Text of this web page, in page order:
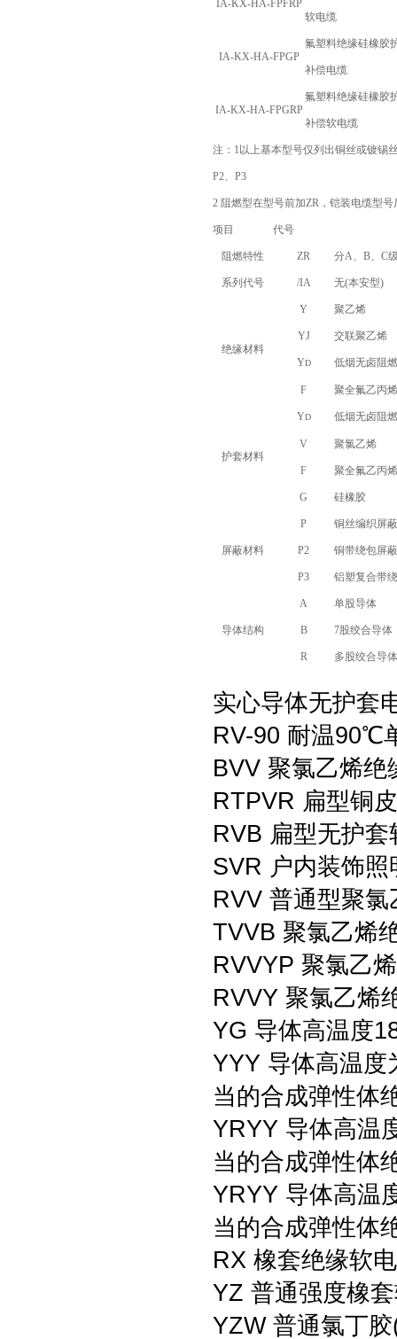
IA-KX-HA-FPFRP
软电缆
IA-KX-HA-FPGP
氟塑料绝缘硅橡胶
补偿电缆
IA-KX-HA-FPGRP
氟塑料绝缘硅橡胶
补偿软电缆
注： 1 以上基本型号仅列出铜丝或镀锡
P2、 P3
2 阻燃型在型号前加ZR ，铠装电缆型号
项目 代号
阻燃特性 ZR 分A、B、C
系列代号 /IA 无(本安型)
绝缘材料
Y 聚乙烯
YJ 交联聚乙烯
YD 低烟无卤阻
F 聚全氟乙丙
护套材料
YD 低烟无卤阻
V 聚氯乙烯
F 聚全氟乙丙
G 硅橡胶
屏蔽材料
P 铜丝编织屏蔽
P2 铜带绕包屏蔽
P3 铝塑复合带
导体结构
A 单股导体
B 7股绞合导体
R 多股绞合导体
实心导体无护套
RV-90 耐温90℃
BVV 聚氯乙烯绝
RTPVR 扁型铜
RVB 扁型无护套
SVR 户内装饰
RVV 普通型聚
TVVB 聚氯乙烯
RVVYP 聚氯乙
RVVY 聚氯乙烯
YG 导体高温度
YYY 导体高温
当的合成弹性体
YRYY 导体高温
当的合成弹性体
YRYY 导体高温
当的合成弹性体
RX 橡套绝缘软
YZ 普通强度橡
YZW 普通氯丁